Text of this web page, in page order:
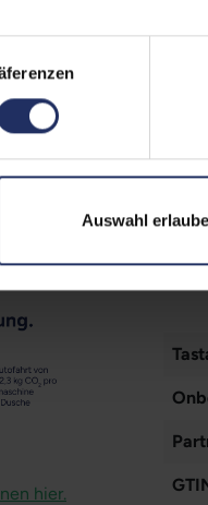
Auswahl
hier.